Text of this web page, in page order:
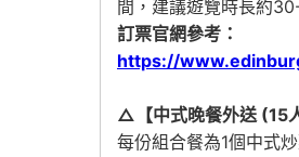
間，建議遊覽時長約
訂票官網參考：
https://
△【中式晚餐外送 (15
每份組合餐為1個中式